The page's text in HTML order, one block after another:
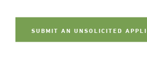
SUBMIT AN UNSOLICITED